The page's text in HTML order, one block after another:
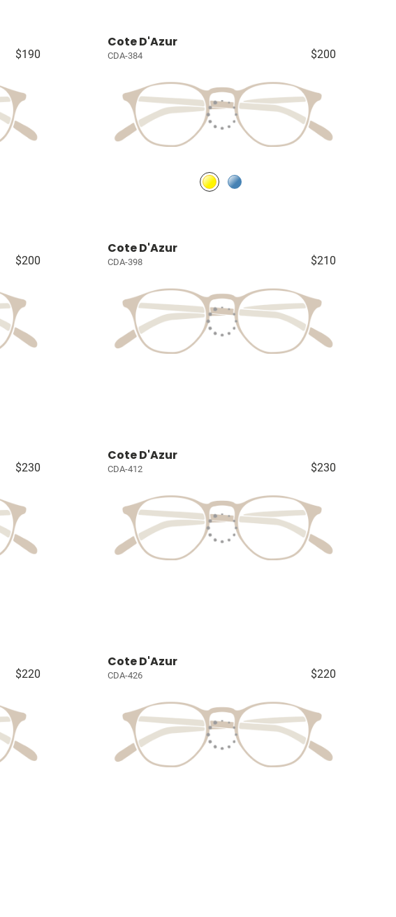
$190
Cote D'Azur
CDA-384 $200
$200
Cote D'Azur
CDA-398 $210
$230
Cote D'Azur
CDA-412 $230
$220
Cote D'Azur
CDA-426 $220